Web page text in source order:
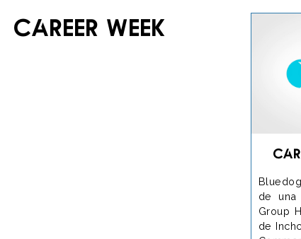
CAREER WEEK
de una
Group
de